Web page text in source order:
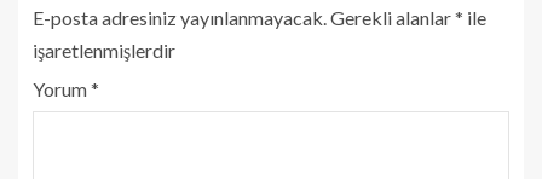
E-posta adresiniz yayınlanmayacak. Gerekli alanlar* ile
işaretlenmişlerdir
Yorum*